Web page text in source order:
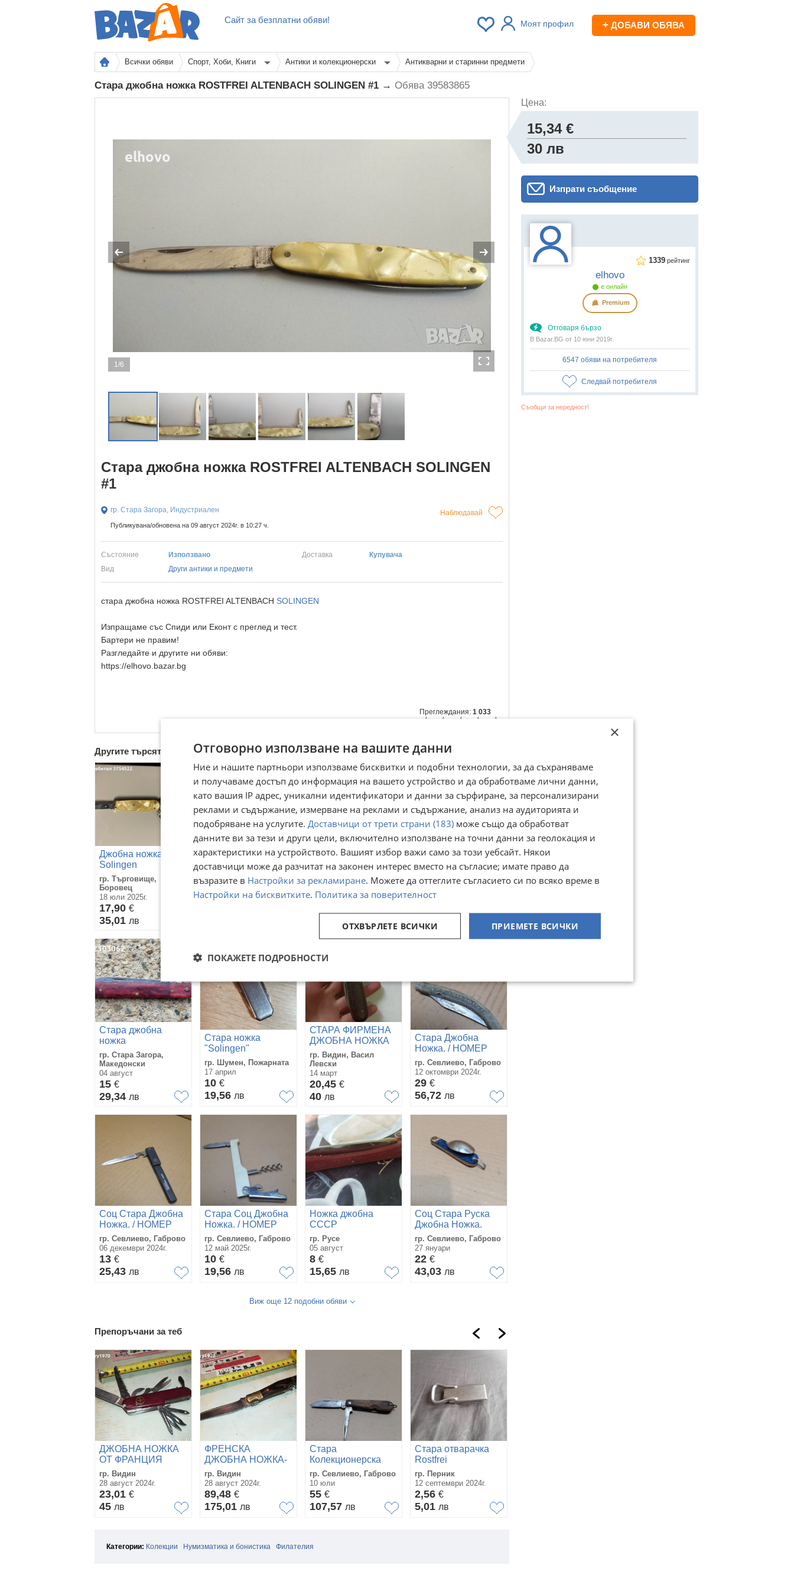
Сайт за безплатни обяви! Моят профил + ДОБАВИ ОБЯВА
Всички обяви Спорт, Хоби, Книги Антики и колекционерски Антикварни и старинни предмети
Стара джобна ножка ROSTFREI ALTENBACH SOLINGEN #1 → Обява 39583865
1/6
Стара джобна ножка ROSTFREI ALTENBACH SOLINGEN
#1
гр. Стара Загора, Индустриален Наблюдавай
Публикувана/обновена на 09 август 2024г. в 10:27 ч.
Състояние Използвано Доставка
Купувача
Вид
Други антики и предмети
стара джобна ножка ROSTFREI ALTENBACH SOLINGEN
Изпращаме със Спиди или Еконт с преглед и тест.
Бартери не правим!
Разгледайте и другите ни обяви:
https://elhovo.bazar.bg
Преглеждания: 1 033
☆
☆
☆
☆
☆
Другите търсят също
Джобна ножка
Solingen
гр. Търговище,
Боровец
18 юли 2025г.
17,90 €
35,01 лв
Mercedes, Solingen
Germany
гр. Кюстендил
24 април
ножка
гр. Варна
04 август
ножка
гр. Варна, Автогара
04 август
Стара джобна
ножка
гр. Стара Загора,
Македонски
04 август
15 €
29,34 лв
Стара ножка
"Solingen"
гр. Шумен, Пожарната
17 април
10 €
19,56 лв
СТАРА ФИРМЕНА
ДЖОБНА НОЖКА
гр. Видин, Васил
Левски
14 март
20,45 €
40 лв
Стара Джобна
Ножка. / НОМЕР
1370.
гр. Севлиево, Габрово
12 октомври 2024г.
29 €
56,72 лв
Соц Стара Джобна
Ножка. / НОМЕР
1369.
гр. Севлиево, Габрово
06 декември 2024г.
13 €
25,43 лв
Стара Соц Джобна
Ножка. / НОМЕР
1366.
гр. Севлиево, Габрово
12 май 2025г.
10 €
19,56 лв
Ножка джобна
СССР
гр. Русе
05 август
8 €
15,65 лв
Соц Стара Руска
Джобна Ножка.
Номер 619.
гр. Севлиево, Габрово
27 януари
22 €
43,03 лв
Виж още 12 подобни обяви
Препоръчани за теб
ДЖОБНА НОЖКА
ОТ ФРАНЦИЯ
2808241031
гр. Видин
28 август 2024г.
23,01 €
45 лв
ФРЕНСКА
ДЖОБНА НОЖКА-
АНТИКА
3010221016
гр. Видин
28 август 2024г.
89,48 €
175,01 лв
Стара
Колекционерска
Полска Джобна
Ножка Gerlach
RGMe. НОМЕР 934.
гр. Севлиево, Габрово
10 юли
55 €
107,57 лв
Стара отварачка
Rostfrei
гр. Перник
12 септември 2024г.
2,56 €
5,01 лв
Категории: Колекции Нумизматика и бонистика Филателия
Цена:
15,34 €
30 лв
Изпрати съобщение
1339 рейтинг
elhovo
е онлайн
Premium
Отговаря бързо
В Bazar.BG от 10 юни 2019г.
6547 обяви на потребителя
Следвай потребителя
Съобщи за нередност!
×
Отговорно използване на вашите данни
Ние и нашите партньори използваме бисквитки и подобни технологии, за да съхраняваме
и получаваме достъп до информация на вашето устройство и да обработваме лични данни,
като вашия IP адрес, уникални идентификатори и данни за сърфиране, за персонализирани
реклами и съдържание, измерване на реклами и съдържание, анализ на аудиторията и
подобряване на услугите. Доставчици от трети страни (183) може също да обработват
данните ви за тези и други цели, включително използване на точни данни за геолокация и
характеристики на устройството. Вашият избор важи само за този уебсайт. Някои
доставчици може да разчитат на законен интерес вместо на съгласие; имате право да
възразите в Настройки за рекламиране. Можете да оттеглите съгласието си по всяко време в
Настройки на бисквитките. Политика за поверителност
ПРИЕМЕТЕ ВСИЧКИ
ОТХВЪРЛЕТЕ ВСИЧКИ
ПОКАЖЕТЕ ПОДРОБНОСТИ